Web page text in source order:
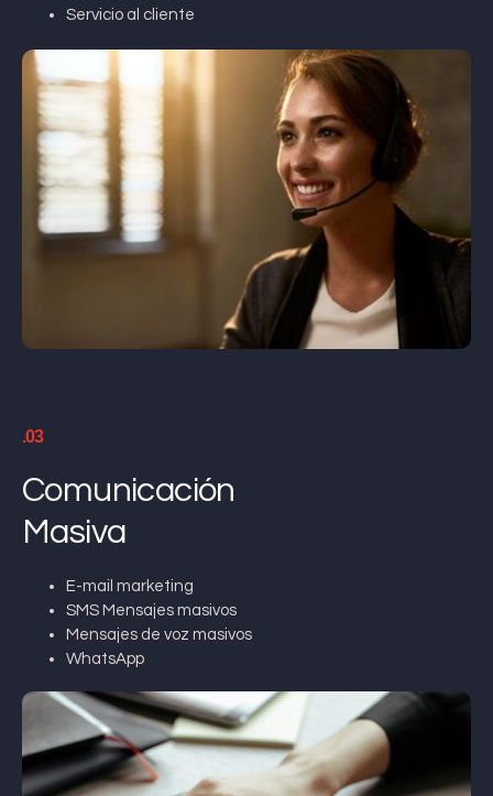
Servicio al cliente
.03
Comunicación
Masiva
E-mail marketing
SMS Mensajes masivos
Mensajes de voz masivos
WhatsApp